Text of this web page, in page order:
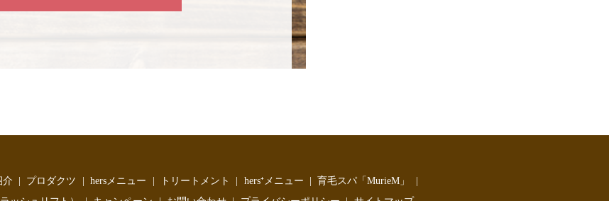
介 プロダクツ hersメニュー トリートメント hers⁺メニュー
育毛スパ「MurieM」